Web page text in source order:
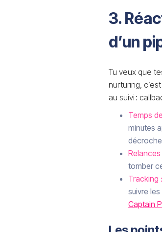
3.
d’un
Tu veux que
nurturing,
au suivi :
Temps
minutes
Relances
tomber
Tracking :
suivre
Captain